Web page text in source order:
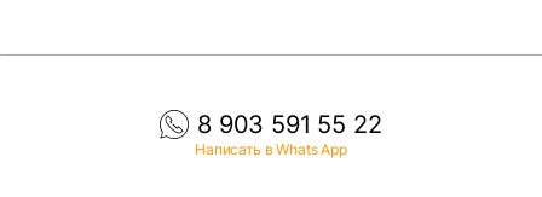
8 903 591 55 22
Написать в Whats App